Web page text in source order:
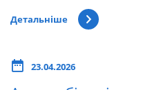
Детальніше
23.04.2026